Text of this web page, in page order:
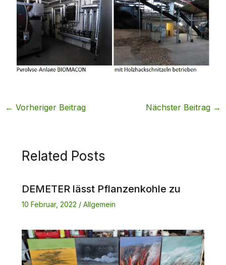
← Vorheriger Beitrag Nächster Beitrag →
Related Posts
DEMETER lässt Pflanzenkohle zu
10 Februar, 2022 / Allgemein